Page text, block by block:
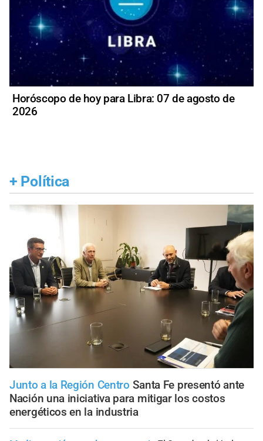
Horóscopo de hoy para Libra: 07 de agosto de
2026
+ Política
Junto a la Región Centro Santa Fe presentó ante
Nación una iniciativa para mitigar los costos
energéticos en la industria